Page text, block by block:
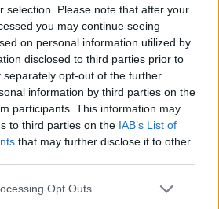
selection. Please note that after your
you may continue seeing
on personal information utilized by
disclosed to third parties prior to
separately opt-out of the further
information by third parties on the
participants. This information may
to third parties on the IAB’s List of
that may further disclose it to other
Opt Outs
Karel Urban oprava
restaurování
vražda